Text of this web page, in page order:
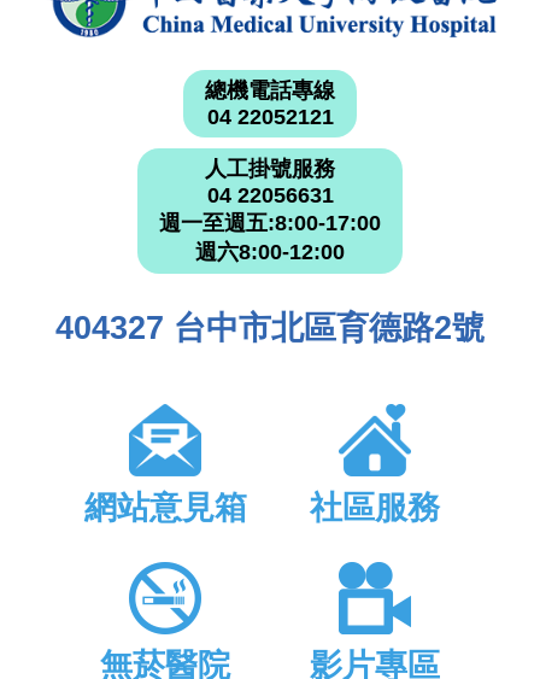
總機電話專線
04 22052121
人工掛號服務
04 22056631
週一至週五:8:00-17:00
週六8:00-12:00
404327 台中市北區育德路2號
網站意見箱 社區服務
無菸醫院 影片專區